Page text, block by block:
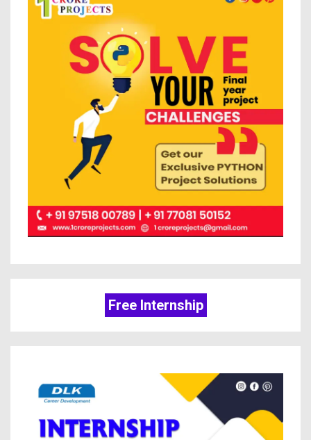
Free Internship